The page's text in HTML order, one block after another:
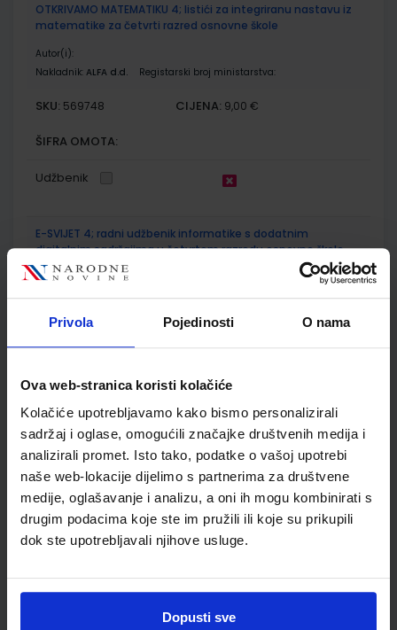
Privola Pojedinosti O nama
Ova web-stranica koristi kolačiće
Kolačiće upotrebljavamo kako bismo personalizirali
sadržaj i oglase, omogućili značajke društvenih medija i
analizirali promet. Isto tako, podatke o vašoj upotrebi
naše web-lokacije dijelimo s partnerima za društvene
medije, oglašavanje i analizu, a oni ih mogu kombinirati s
drugim podacima koje ste im pružili ili koje su prikupili
dok ste upotrebljavali njihove usluge.
Dopusti sve
OTKRIVAMO MATEMATIKU 4; listići za integriranu nastavu iz
matematike za četvrti razred osnovne škole
Autor(i):
Nakladnik: ALFA d.d. Registarski broj ministarstva:
SKU: 569748 CIJENA: 9,00 €
ŠIFRA OMOTA:
Udžbenik
E-SVIJET 4; radni udžbenik informatike s dodatnim
digitalnim sadržajima u četvrtom razredu osnovne škole
Autor(i):
Blagus Ljubić Klemše Ružić Stančić
Nakladnik:ŠKOLSKA KNJIGA d.d. Registarski broj ministarstva:7004
SKU:567214 CIJENA:10,80 €
E-SVIJET 4; radna bilježnica informatike u četvrtom razredu
osnovne škole
Autor(i):Blagus Ljubić Klemše Ružić Stančić
Nakladnik:ŠKOLSKA KNJIGA d.d.
Registarski broj ministarstva:
7004-DOM